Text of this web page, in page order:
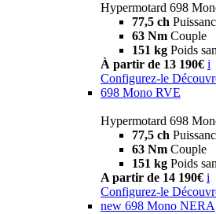
Hypermotard 698
77,5 ch
63 Nm Couple
151 kg Poids
À partir de 13 190€ i
Configurez-le
698 Mono RVE
Hypermotard 698
77,5 ch
63 Nm Couple
151 kg Poids
A partir de 14 190€ i
Configurez-le
new 698 Mono NERA